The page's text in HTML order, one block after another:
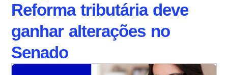
Reforma tributária deve
ganhar alterações no
Senado